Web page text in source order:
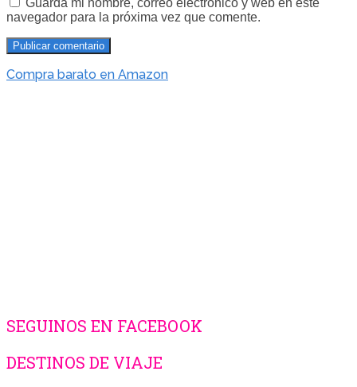
navegador para la próxima vez que comente.
Compra barato en Amazon
SEGUINOS EN FACEBOOK
DESTINOS DE VIAJE